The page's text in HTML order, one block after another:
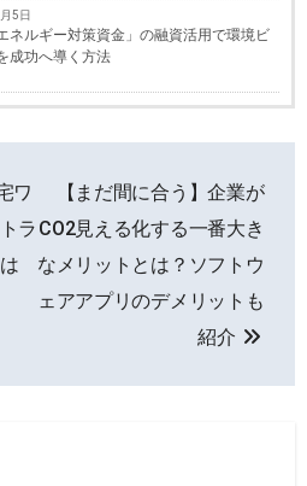
5日
ネルギー対策資金」の融資活用で環境ビ
成功へ導く方法
ワ
ラ
【まだ間に合う】企業が
CO2見える化する一番大き
なメリットとは？ソフトウ
ェアアプリのデメリットも
紹介